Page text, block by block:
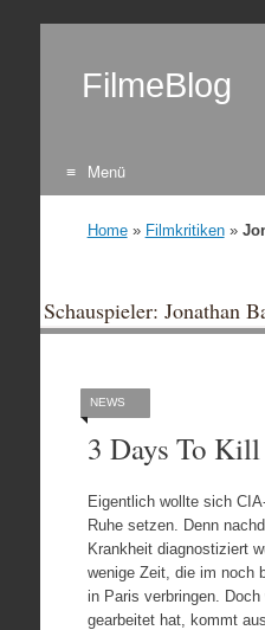
FilmeBlog
Menü
Home» Filmkritiken»
Schauspieler: Jonathan
NEWS
3 Days To Kill
Eigentlich wollte sich
Ruhe setzen. Denn
Krankheit diagnostiziert
wenige Zeit, die im noch
in Paris verbringen.
gearbeitet hat, kommt